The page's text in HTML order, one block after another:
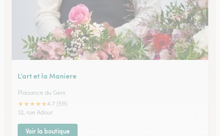
L’art et la Maniere
Plaisance du Gers
★★★★★4.7 (59)
32, rue Adour
Voir la boutique